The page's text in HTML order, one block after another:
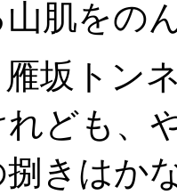
肌をの
坂トン
れども、
きはか